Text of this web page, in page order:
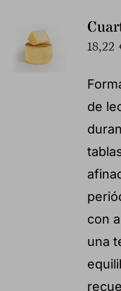
18,22
de
con
una